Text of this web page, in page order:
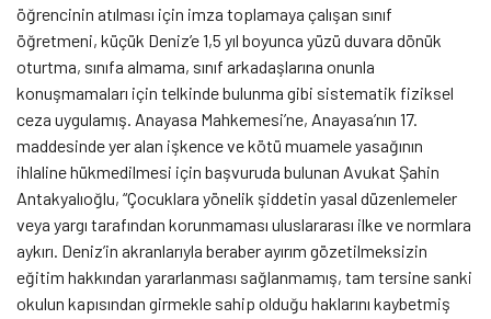
öğrencinin atılması için imza toplamaya çalışan sınıf
öğretmeni, küçük Deniz’e 1,5 yıl boyunca yüzü duvara dönük
oturtma, sınıfa almama, sınıf arkadaşlarına onunla
konuşmamaları için telkinde bulunma gibi sistematik fiziksel
ceza uygulamış. Anayasa Mahkemesi’ne, Anayasa’nın 17.
maddesinde yer alan işkence ve kötü muamele yasağının
ihlaline hükmedilmesi için başvuruda bulunan Avukat Şahin
Antakyalıoğlu, “Çocuklara yönelik şiddetin yasal düzenlemeler
veya yargı tarafından korunmaması uluslararası ilke ve normlara
aykırı. Deniz’in akranlarıyla beraber ayırım gözetilmeksizin
eğitim hakkından yararlanması sağlanmamış, tam tersine sanki
okulun kapısından girmekle sahip olduğu haklarını kaybetmiş